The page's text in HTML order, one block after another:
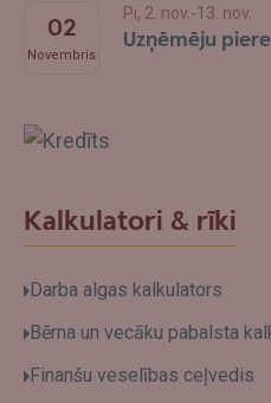
02
Novembris
Pi, 2. nov.-13. nov.
Uzņēmēju
Kalkulatori & rīki
Darba algas kalkulators
Bērna un vecāku pabalsta
Finanšu veselības ceļvedis